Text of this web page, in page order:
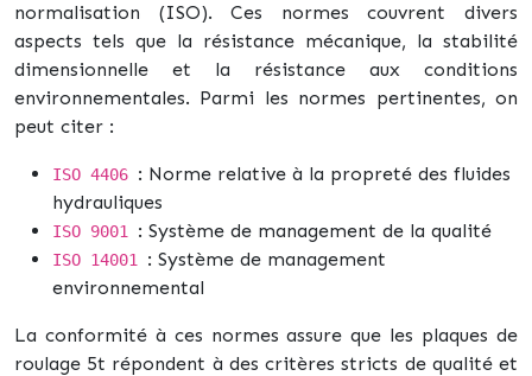
normalisation (ISO). Ces normes couvrent divers
aspects tels que la résistance mécanique, la stabilité
dimensionnelle et la résistance aux conditions
environnementales. Parmi les normes pertinentes, on
peut citer :
ISO 4406 : Norme relative à la propreté des fluides
hydrauliques
ISO 9001 : Système de management de la qualité
ISO 14001 : Système de management
environnemental
La conformité à ces normes assure que les plaques de
roulage 5t répondent à des critères stricts de qualité et